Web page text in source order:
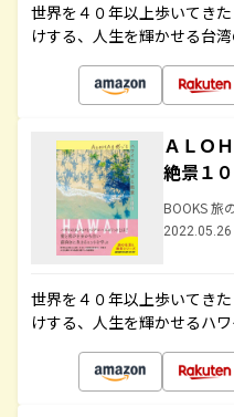
世界を４０年以上歩いてき
けする、人生を輝かせる台
ＡＬＯ
絶景１
BOOKS 旅
2022.05.26
世界を４０年以上歩いてき
けする、人生を輝かせるハ